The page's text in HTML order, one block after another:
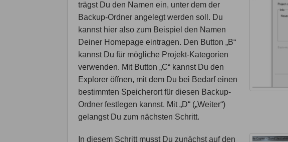
trägst Du den Namen ein, unter dem der
Backup-Ordner angelegt werden soll. Du
kannst hier also zum Beispiel den Namen
Deiner Homepage eintragen. Den Button „B“
kannst Du für mögliche Projekt-Kategorien
verwenden. Mit Button „C“ kannst Du den
Explorer öffnen, mit dem Du bei Bedarf einen
bestimmten Speicherort für diesen Backup-
Ordner festlegen kannst. Mit „D“ („Weiter“)
gelangst Du zum nächsten Schritt.
In diesem Schritt musst Du zunächst auf den